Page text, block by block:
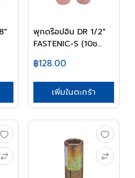
พุกดร๊อปอิน DR 1/2"
FASTENIC-S (10ช...
฿128.00
เพิ่มในตะกร้า